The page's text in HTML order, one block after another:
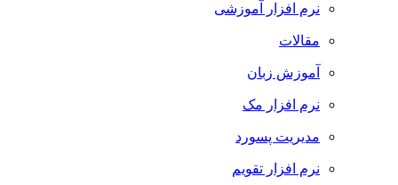
نرم افزار آموزشی
مقالات
آموزش زبان
نرم افزار مک
مدیریت پسورد
نرم افزار تقویم